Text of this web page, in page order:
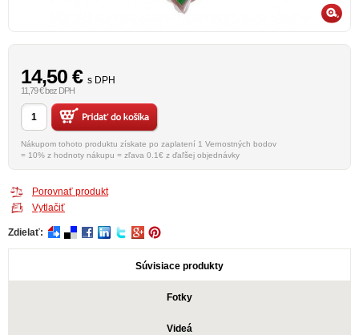
14,50 € s DPH
11,79 € bez DPH
Nákupom tohoto produktu získate po zaplatení 1 Vernostných bodov
= 10% z hodnoty nákupu = zľava 0.1€ z ďaľšej objednávky
Porovnať produkt
Vytlačiť
Zdielať:
Súvisiace produkty
Fotky
Videá